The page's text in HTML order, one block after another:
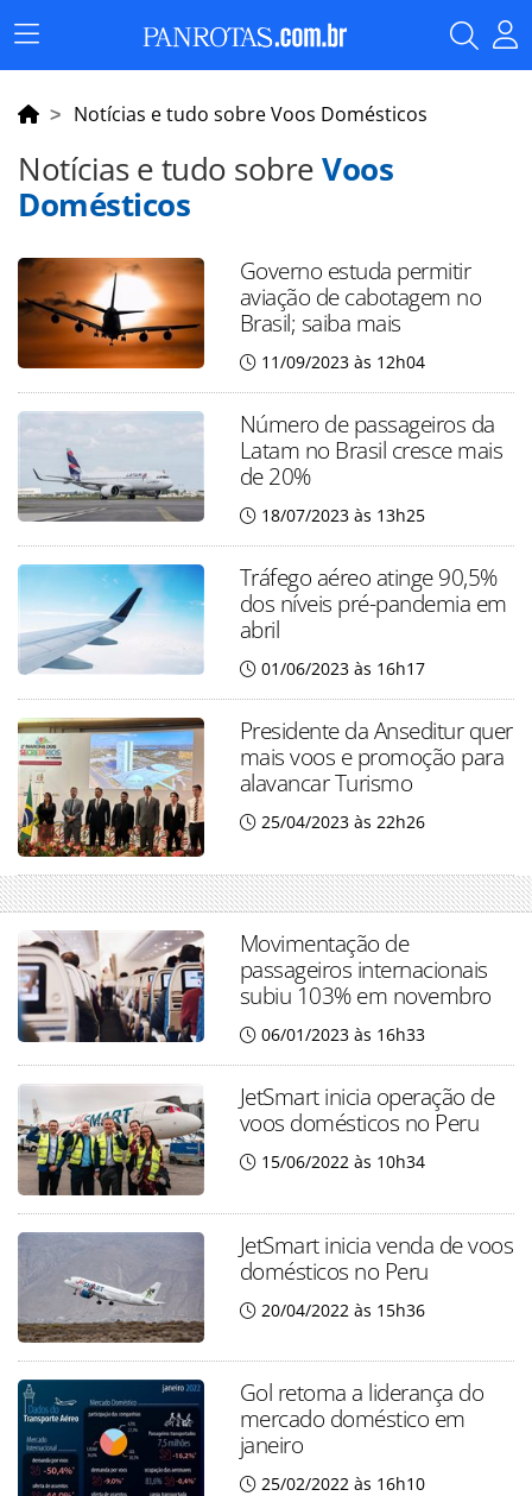
Menu
Principal
Notícias e tudo sobre Voos Domésticos
Notícias e tudo sobreVoos
Domésticos
Governo estuda permitir
aviação de cabotagem no
Brasil; saiba mais
11/09/2023 às 12h04
Número de passageiros da
Latam no Brasil cresce mais
de 20%
18/07/2023 às 13h25
Tráfego aéreo atinge 90,5%
dos níveis pré-pandemia em
abril
01/06/2023 às 16h17
Presidente da Anseditur quer
mais voos e promoção para
alavancar Turismo
25/04/2023 às 22h26
Movimentação de
passageiros internacionais
subiu 103% em novembro
06/01/2023 às 16h33
JetSmart inicia operação de
voos domésticos no Peru
15/06/2022 às 10h34
JetSmart inicia venda de voos
domésticos no Peru
20/04/2022 às 15h36
Gol retoma a liderança do
mercado doméstico em
janeiro
25/02/2022 às 16h10